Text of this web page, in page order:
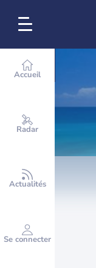
Accueil
Radar
Actualités
Se connecter